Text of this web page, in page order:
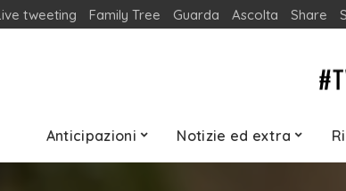
tweeting Family Tree Guarda Ascolta Share
Anticipazioni Notizie ed extra